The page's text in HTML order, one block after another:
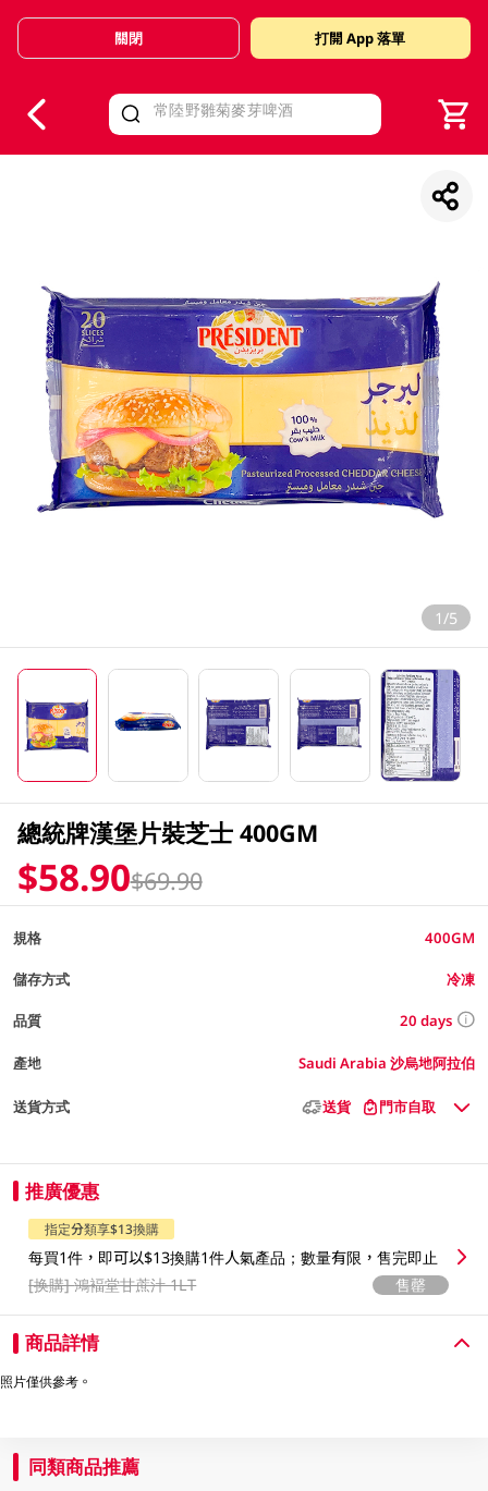
Valid Until 30 June 2026
關閉 打開 App 落單
1/5
總統牌漢堡片裝芝士 400GM
$58.90$69.90
規格 400GM
儲存方式 冷凍
品質 20 days
產地 Saudi Arabia 沙烏地阿拉伯
送貨方式 送貨 門市自取
推廣優惠
指定分類享$13換購
每買1件，即可以$13換購1件人氣產品；數量有限，售完即止
[换購]鴻褔堂甘蔗汁 1LT 售罄
商品詳情
照片僅供參考。
同類商品推薦